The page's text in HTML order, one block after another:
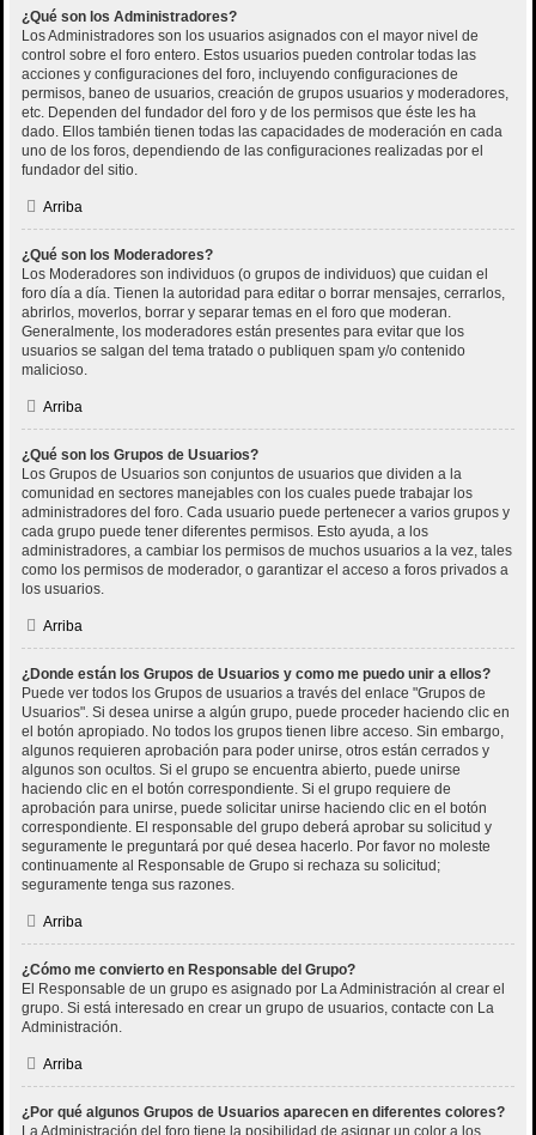
¿Qué son los Administradores?
Los Administradores son los usuarios asignados con el mayor nivel de
control sobre el foro entero. Estos usuarios pueden controlar todas las
acciones y configuraciones del foro, incluyendo configuraciones de
permisos, baneo de usuarios, creación de grupos usuarios y moderadores,
etc. Dependen del fundador del foro y de los permisos que éste les ha
dado. Ellos también tienen todas las capacidades de moderación en cada
uno de los foros, dependiendo de las configuraciones realizadas por el
fundador del sitio.
Arriba
¿Qué son los Moderadores?
Los Moderadores son individuos (o grupos de individuos) que cuidan el
foro día a día. Tienen la autoridad para editar o borrar mensajes, cerrarlos,
abrirlos, moverlos, borrar y separar temas en el foro que moderan.
Generalmente, los moderadores están presentes para evitar que los
usuarios se salgan del tema tratado o publiquen spam y/o contenido
malicioso.
Arriba
¿Qué son los Grupos de Usuarios?
Los Grupos de Usuarios son conjuntos de usuarios que dividen a la
comunidad en sectores manejables con los cuales puede trabajar los
administradores del foro. Cada usuario puede pertenecer a varios grupos y
cada grupo puede tener diferentes permisos. Esto ayuda, a los
administradores, a cambiar los permisos de muchos usuarios a la vez, tales
como los permisos de moderador, o garantizar el acceso a foros privados a
los usuarios.
Arriba
¿Donde están los Grupos de Usuarios y como me puedo unir a ellos?
Puede ver todos los Grupos de usuarios a través del enlace "Grupos de
Usuarios". Si desea unirse a algún grupo, puede proceder haciendo clic en
el botón apropiado. No todos los grupos tienen libre acceso. Sin embargo,
algunos requieren aprobación para poder unirse, otros están cerrados y
algunos son ocultos. Si el grupo se encuentra abierto, puede unirse
haciendo clic en el botón correspondiente. Si el grupo requiere de
aprobación para unirse, puede solicitar unirse haciendo clic en el botón
correspondiente. El responsable del grupo deberá aprobar su solicitud y
seguramente le preguntará por qué desea hacerlo. Por favor no moleste
continuamente al Responsable de Grupo si rechaza su solicitud;
seguramente tenga sus razones.
Arriba
¿Cómo me convierto en Responsable del Grupo?
El Responsable de un grupo es asignado por La Administración al crear el
grupo. Si está interesado en crear un grupo de usuarios, contacte con La
Administración.
Arriba
¿Por qué algunos Grupos de Usuarios aparecen en diferentes colores?
La Administración del foro tiene la posibilidad de asignar un color a los